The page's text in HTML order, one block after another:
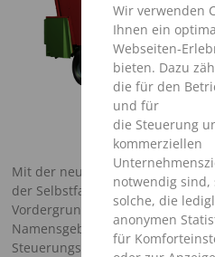
Wir verwenden
Ihnen ein
Webseiten-
bieten. Dazu
die für den
und für
die Steuerung
kommerziellen
notwendig sind,
solche, die
anonymen
für
Mit der neuen Baureihe steigt
der Selbstfahrer ein, dabei steht
Vordergrund der Neukonzeption.
Namensgebung startet auch die
Steuerungssystems SFC